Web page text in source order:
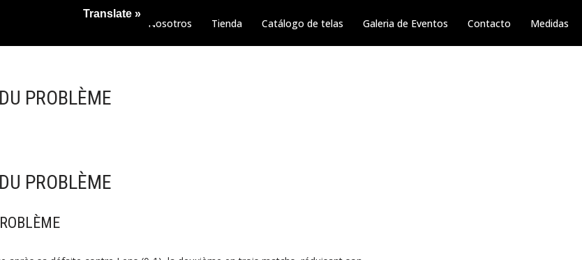
Nosotros Tienda Catálogo de telas Galeria de Eventos Contacto Medidas
PROBLÈME
PROBLÈME
Translate »